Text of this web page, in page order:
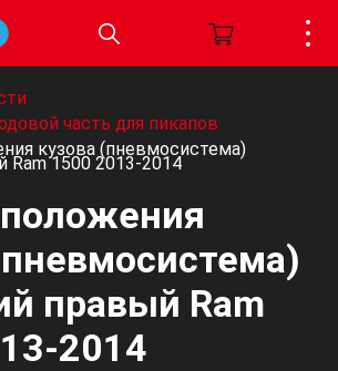
часть для пикапов
кузова (пневмосистема)
Ram 1500 2013-2014
правый Ram
2014